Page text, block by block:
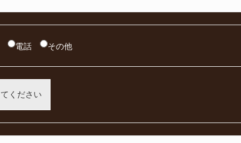
電話 その他